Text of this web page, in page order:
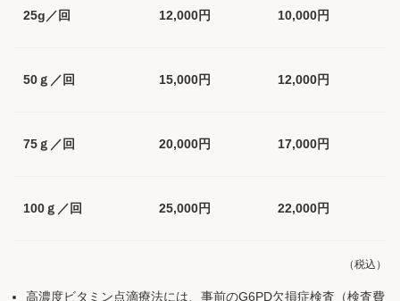
25g／回 12,000円 10,000円
50ｇ／回 15,000円 12,000円
75ｇ／回 20,000円 17,000円
100ｇ／回 25,000円 22,000円
（税込）
高濃度ビタミン点滴療法には、事前のG6PD欠損症検査（検査費